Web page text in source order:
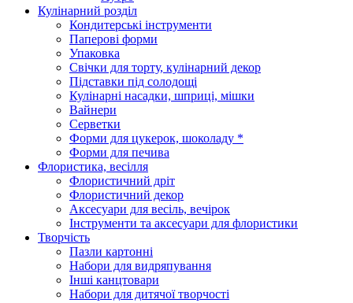
Кулінарний розділ
Кондитерські інструменти
Паперові форми
Упаковка
Свічки для торту, кулінарний декор
Підставки під солодощі
Кулінарні насадки, шприці, мішки
Вайнери
Серветки
Форми для цукерок, шоколаду *
Форми для печива
Флористика, весілля
Флористичний дріт
Флористичний декор
Аксесуари для весіль, вечірок
Інструменти та аксесуари для флористики
Творчість
Пазли картонні
Набори для видряпування
Інші канцтовари
Набори для дитячої творчості